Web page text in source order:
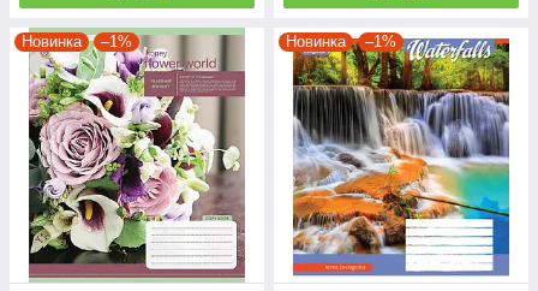
Новинка –1% Новинка –1%